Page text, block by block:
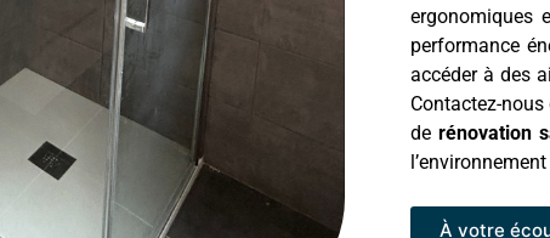
ergonomiques
performance
accéder à des
Contactez-
derénovation
À votre